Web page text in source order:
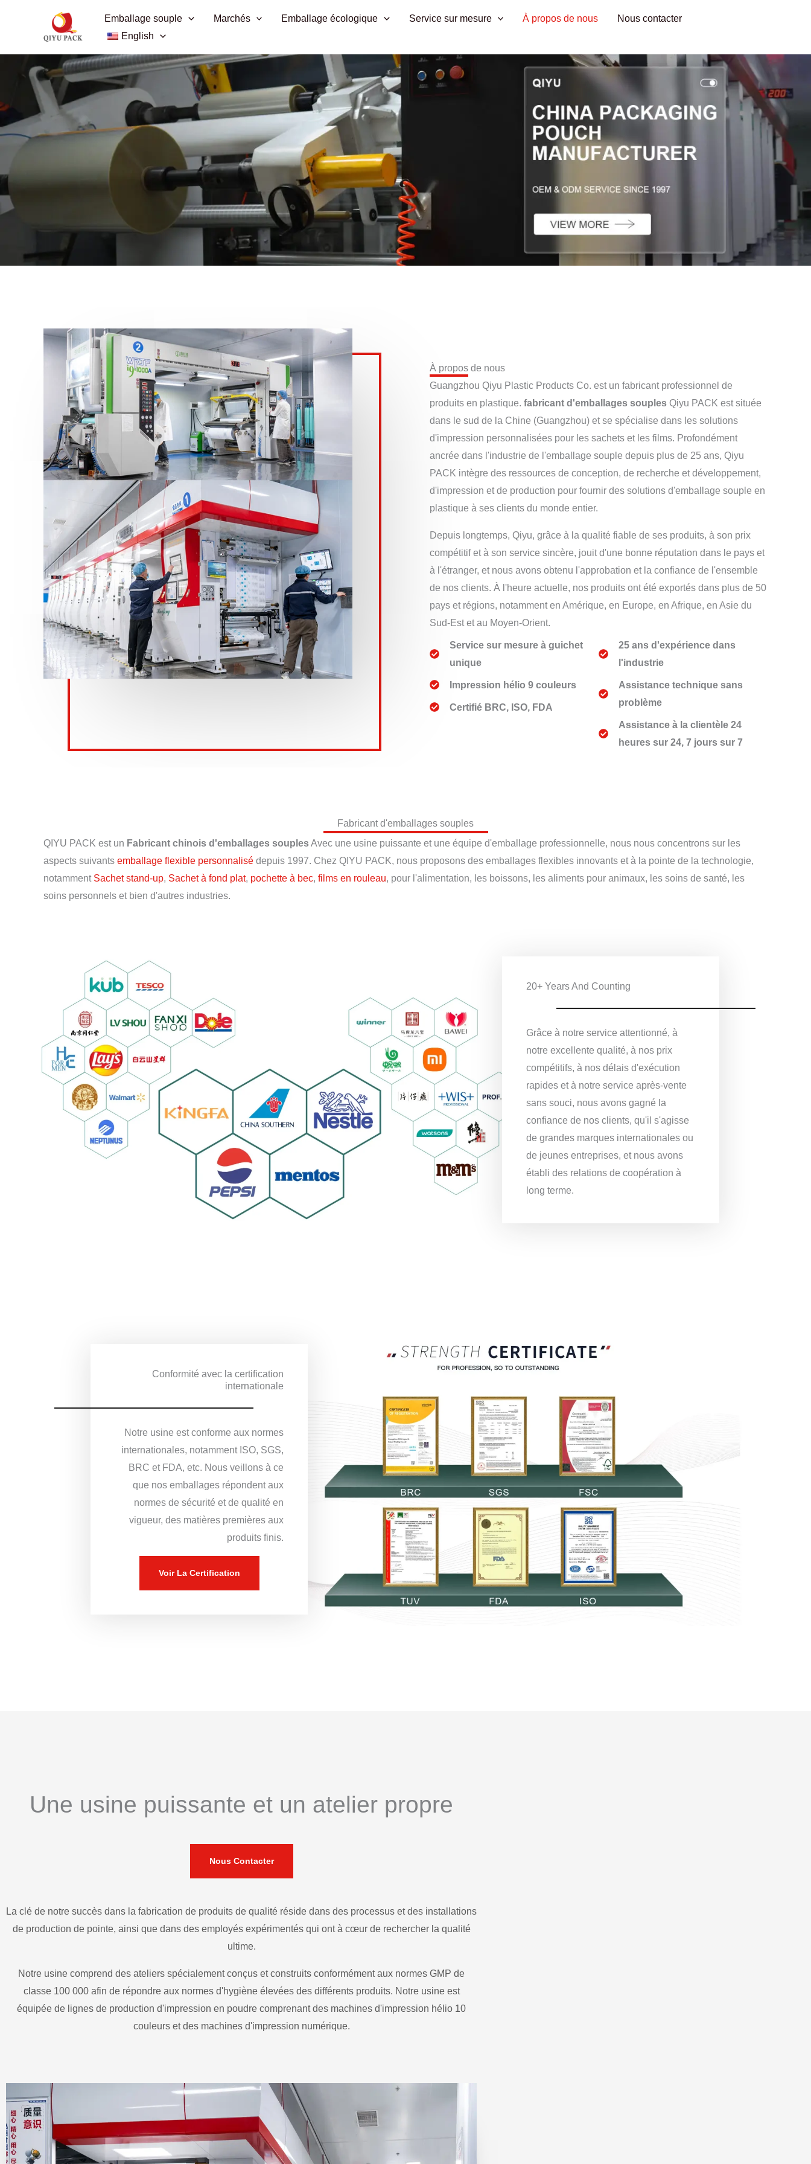
Emballage souple Marchés Emballage écologique Service sur mesure À propos de nous
Nous contacter
English
À propos de nous
Guangzhou Qiyu Plastic Products Co. est un fabricant professionnel de
produits en plastique. fabricant d'emballages souples Qiyu PACK est située
dans le sud de la Chine (Guangzhou) et se spécialise dans les solutions
d'impression personnalisées pour les sachets et les films. Profondément
ancrée dans l'industrie de l'emballage souple depuis plus de 25 ans, Qiyu
PACK intègre des ressources de conception, de recherche et développement,
d'impression et de production pour fournir des solutions d'emballage souple en
plastique à ses clients du monde entier.
Depuis longtemps, Qiyu, grâce à la qualité fiable de ses produits, à son prix
compétitif et à son service sincère, jouit d'une bonne réputation dans le pays et
à l'étranger, et nous avons obtenu l'approbation et la confiance de l'ensemble
de nos clients. À l'heure actuelle, nos produits ont été exportés dans plus de 50
pays et régions, notamment en Amérique, en Europe, en Afrique, en Asie du
Sud-Est et au Moyen-Orient.
Service sur mesure à guichet
unique
Impression hélio 9 couleurs
Certifié BRC, ISO, FDA
25 ans d'expérience dans
l'industrie
Assistance technique sans
problème
Assistance à la clientèle 24
heures sur 24, 7 jours sur 7
Fabricant d'emballages souples
QIYU PACK est un Fabricant chinois d'emballages souplesAvec une usine puissante et une équipe d'emballage professionnelle, nous nous concentrons sur les
aspects suivants emballage flexible personnalisé depuis 1997. Chez QIYU PACK, nous proposons des emballages flexibles innovants et à la pointe de la technologie,
notamment Sachet stand-up, Sachet à fond plat, pochette à bec, films en rouleau, pour l'alimentation, les boissons, les aliments pour animaux, les soins de santé, les
soins personnels et bien d'autres industries.
20+ Years And Counting
Grâce à notre service attentionné, à
notre excellente qualité, à nos prix
compétitifs, à nos délais d'exécution
rapides et à notre service après-vente
sans souci, nous avons gagné la
confiance de nos clients, qu'il s'agisse
de grandes marques internationales ou
de jeunes entreprises, et nous avons
établi des relations de coopération à
long terme.
Conformité avec la certification
internationale
Notre usine est conforme aux normes
internationales, notamment ISO, SGS,
BRC et FDA, etc. Nous veillons à ce
que nos emballages répondent aux
normes de sécurité et de qualité en
vigueur, des matières premières aux
produits finis.
Voir La Certification
Une usine puissante et un atelier propre
Nous Contacter
La clé de notre succès dans la fabrication de produits de qualité réside dans des processus et des installations
de production de pointe, ainsi que dans des employés expérimentés qui ont à cœur de rechercher la qualité
ultime.
Notre usine comprend des ateliers spécialement conçus et construits conformément aux normes GMP de
classe 100 000 afin de répondre aux normes d'hygiène élevées des différents produits. Notre usine est
équipée de lignes de production d'impression en poudre comprenant des machines d'impression hélio 10
couleurs et des machines d'impression numérique.